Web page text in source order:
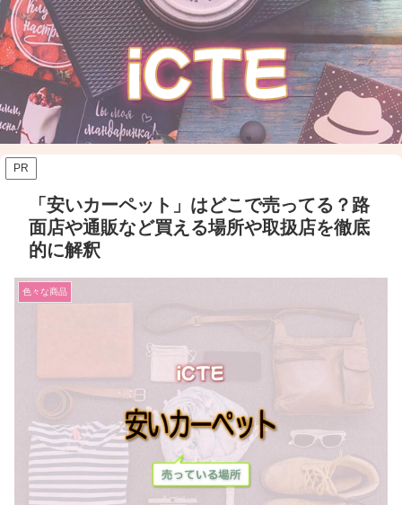
PR
「安いカーペット」はどこで売ってる？路
面店や通販など買える場所や取扱店を徹底
的に解釈
色々な商品